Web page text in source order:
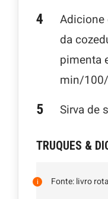
Adicione
da
pimenta
min/
Sirva de
TRUQUES &
Fonte: livro